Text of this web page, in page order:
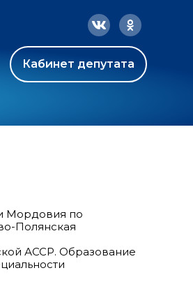
Кабинет депутата
Мордовия по
Полянская
АССР. Образование